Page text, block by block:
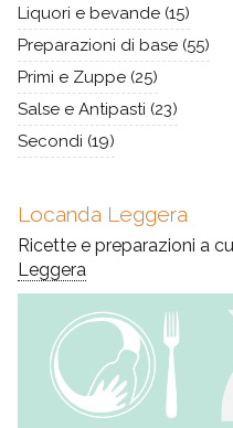
Liquori e bevande (15)
Preparazioni di base (55)
Primi e Zuppe (25)
Salse e Antipasti (23)
Secondi (19)
Locanda Leggera
Ricette e preparazioni a
Leggera